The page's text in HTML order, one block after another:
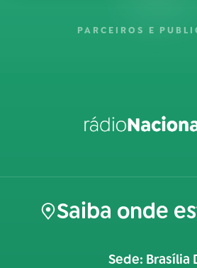
PARCEIROS E
Saiba onde
Sede: Brasília